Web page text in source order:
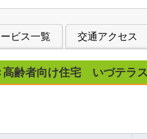
ビス一覧 交通アクセス
高齢者向け住宅 いづテラ